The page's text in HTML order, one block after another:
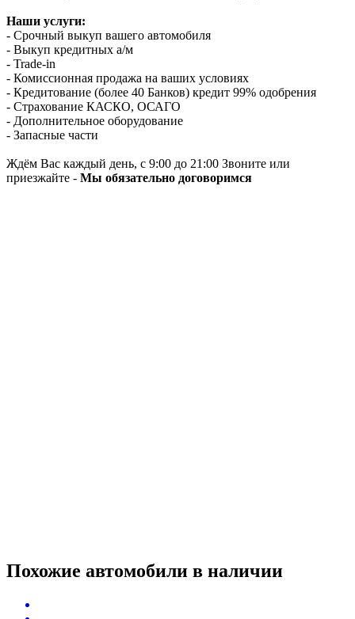
Наши услуги:
- Срочный выкуп вашего автомобиля
- Выкуп кредитных а/м
- Trade-in
- Комиссионная продажа на ваших условиях
- Кредитование (более 40 Банков) кредит 99% одобрения
- Страхование КАСКО, ОСАГО
- Дополнительное оборудование
- Запасные части
Ждём Вас каждый день, с 9:00 до 21:00 Звоните или
приезжайте - Мы обязательно договоримся
Похожие автомобили в наличии